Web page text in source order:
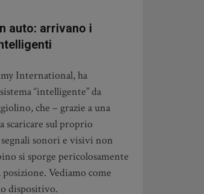
auto: arrivano i
International, ha
“intelligente” da
che – grazie a una
scaricare sul proprio
sonori e visivi non
si sporge pericolosamente
Vediamo come
dispositivo.